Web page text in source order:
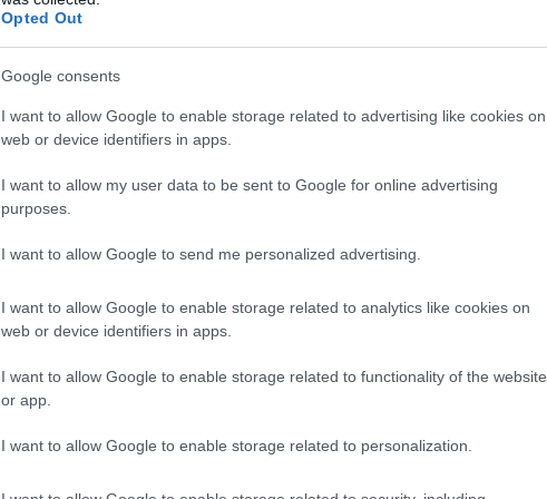
Opted Out
Google consents
I want to allow Google to enable storage related to advertising like cookies on
web or device identifiers in apps.
I want to allow my user data to be sent to Google for online advertising
purposes.
I want to allow Google to send me personalized advertising.
I want to allow Google to enable storage related to analytics like cookies on
web or device identifiers in apps.
I want to allow Google to enable storage related to functionality of the website
or app.
I want to allow Google to enable storage related to personalization.